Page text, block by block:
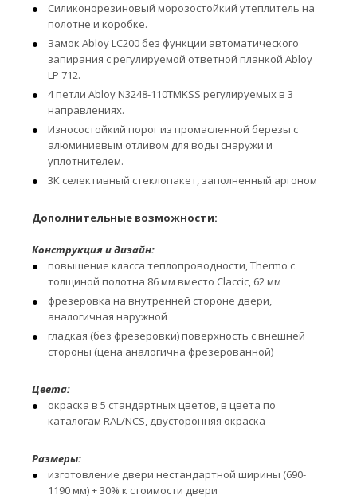
Силиконорезиновый морозостойкий утеплитель на
полотне и коробке.
Замок Abloy LC200 без функции автоматического
запирания с регулируемой ответной планкой Abloy
LP 712.
4 петли Abloy N3248-110TMKSS регулируемых в 3
направлениях.
Износостойкий порог из промасленной березы с
алюминиевым отливом для воды снаружи и
уплотнителем.
3К селективный стеклопакет, заполненный аргоном
Дополнительные возможности:
Конструкция и дизайн:
повышение класса теплопроводности, Thermo с
толщиной полотна 86 мм вместо Claccic, 62 мм
фрезеровка на внутренней стороне двери,
аналогичная наружной
гладкая (без фрезеровки) поверхность с внешней
стороны (цена аналогична фрезерованной)
Цвета:
окраска в 5 стандартных цветов, в цвета по
каталогам RAL/NCS, двусторонняя окраска
Размеры:
изготовление двери нестандартной ширины (690-
1190 мм) + 30% к стоимости двери